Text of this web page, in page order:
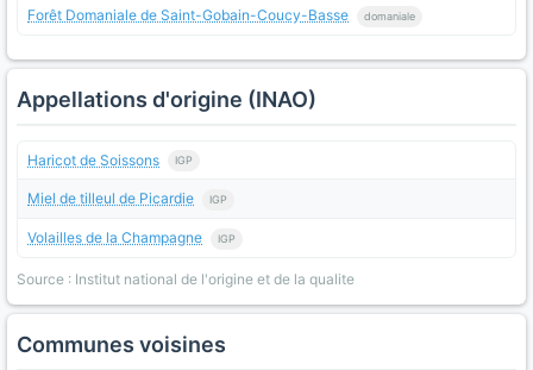
Forêt Domaniale de Saint-Gobain-Coucy-Basse domaniale
Appellations d'origine (INAO)
Haricot de Soissons IGP
Miel de tilleul de Picardie IGP
Volailles de la Champagne IGP
Source : Institut national de l'origine et de la qualite
Communes voisines